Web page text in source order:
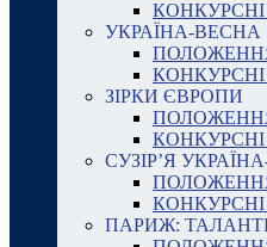
УКРАЇНА-ВЕСНА
ЗІРКИ ЄВРОПИ
СУЗІР’Я
ПАРИЖ: